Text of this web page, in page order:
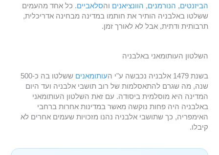
הביזנטים, הנורמנים, הוונציאנים והסלאביים. כל אחד מהעמים
ששלטו באלבניה הותיר את חותמו במדינה מבחינה אדריכלית,
תרבותית ודתית, אבל לא לאורך זמן.
השלטון העותומאני באלבניה
בשנת 1479 אלבניה נכבשה ע"י ה עותומאנים
ששלטו בה כ-500
שנה, מה שגרם להתאסלמות של רוב תושבי אלבניה ועד היום
המדינה היא מוסלמית ביסודה. עם זאת השלטון העותומאני
באלבניה היה פחות נוקשה מאשר במדינות אחרות ברחבי
האימפריה, כך שתושבי אלבניה נהנו מזכויות שעמים אחרים לא
קיבלו.